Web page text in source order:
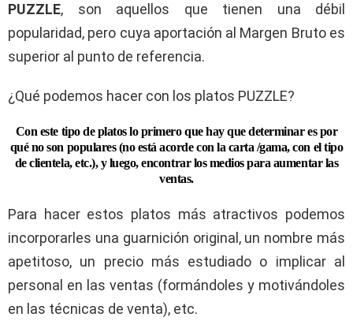
PUZZLE, son aquellos que tienen una débil
popularidad, pero cuya aportación al Margen Bruto es
superior al punto de referencia.
¿Qué podemos hacer con los platos PUZZLE?
Con este tipo de platos lo primero que hay que determinar es por
qué no son populares (no está acorde con la carta /gama, con el tipo
de clientela, etc.), y luego, encontrar los medios para aumentar las
ventas.
Para hacer estos platos más atractivos podemos
incorporarles una guarnición original, un nombre más
apetitoso, un precio más estudiado o implicar al
personal en las ventas (formándoles y motivándoles
en las técnicas de venta), etc.